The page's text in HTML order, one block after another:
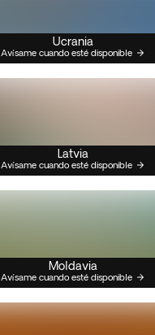
Ucrania
Avísame cuando esté disponible
Latvia
Avísame cuando esté disponible
Moldavia
Avísame cuando esté disponible